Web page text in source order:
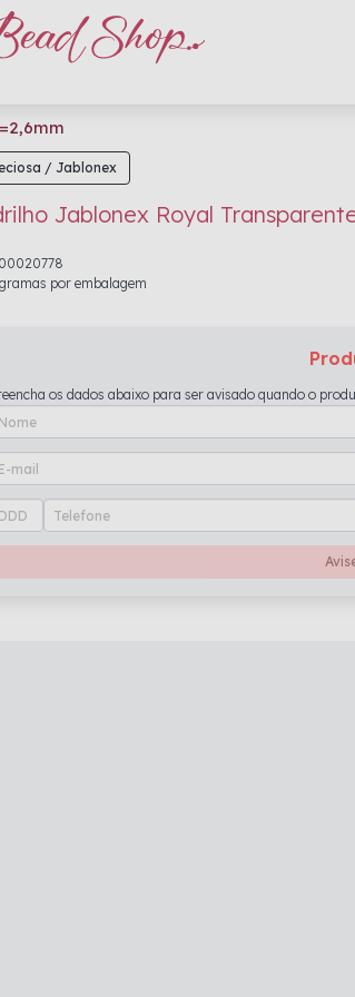
/ Jablonex
Jablonex Royal
por embalagem
os dados abaixo para ser avisado quando o